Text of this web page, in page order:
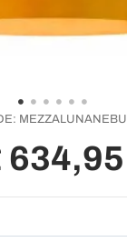
MEZZALUNANEBU
634,95